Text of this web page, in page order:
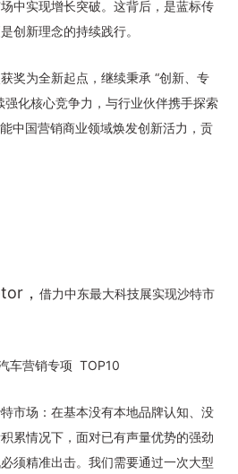
中实现增长突破。 这背后，是蓝标传
创新理念的持续践行。
奖为全新起点，继续秉承 “创新、专
强化核心竞争力，与行业伙伴携手探索
中国营销商业领域焕发创新活力，贡
， 借力中东最大科技展实现沙特市
车营销专项 TOP10
市场：在基本没有本地品牌认知、没
累情况下，面对已有声量优势的强劲
须精准出击。我们需要通过一次大型